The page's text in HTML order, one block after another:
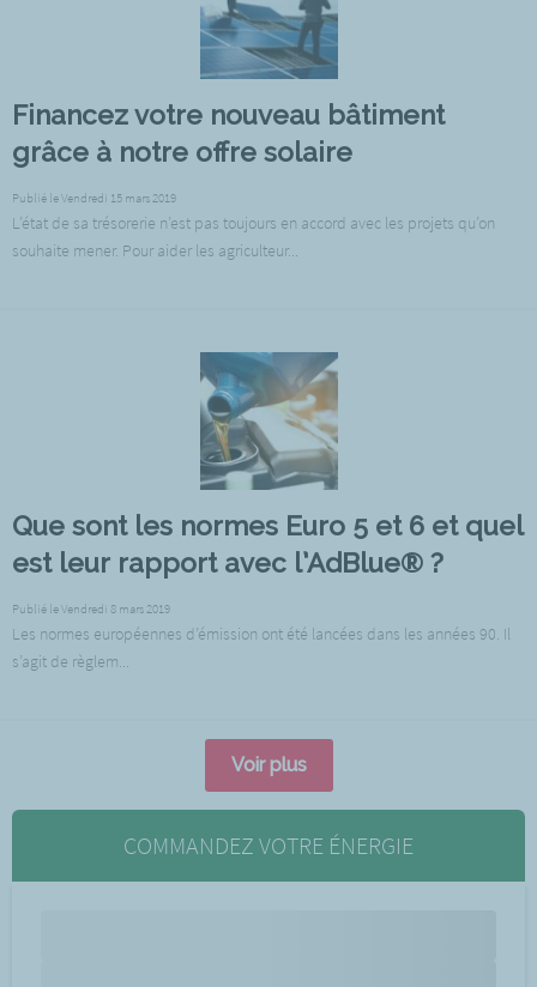
Financez votre nouveau bâtiment
grâce à notre offre solaire
Publié le Vendredi 15 mars 2019
L’état de sa trésorerie n’est pas toujours en accord avec les projets qu’on
souhaite mener. Pour aider les agriculteur...
Que sont les normes Euro 5 et 6 et quel
est leur rapport avec l’AdBlue® ?
Publié le Vendredi 8 mars 2019
Les normes européennes d’émission ont été lancées dans les années 90. Il
s’agit de règlem...
Voir plus
COMMANDEZ VOTRE ÉNERGIE